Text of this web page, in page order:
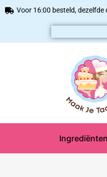
Voor 16:00 besteld, dezelfde
Ingrediënten